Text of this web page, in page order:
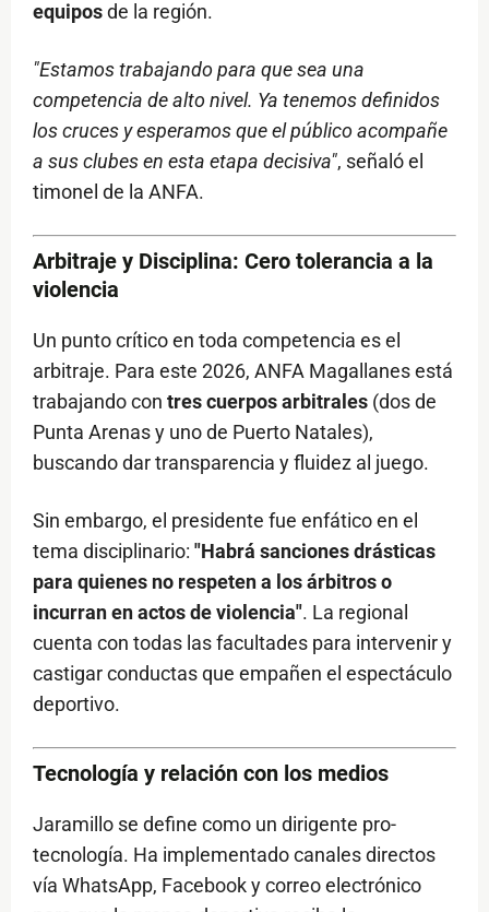
equiposde la región.
"Estamos trabajando para que sea una
competencia de alto nivel. Ya tenemos definidos
los cruces y esperamos que el público acompañe
a sus clubes en esta etapa decisiva", señaló el
timonel de la ANFA.
Arbitraje y Disciplina: Cero tolerancia a la
violencia
Un punto crítico en toda competencia es el
arbitraje. Para este 2026, ANFA Magallanes está
trabajando con tres cuerpos arbitrales (dos de
Punta Arenas y uno de Puerto Natales),
buscando dar transparencia y fluidez al juego.
Sin embargo, el presidente fue enfático en el
tema disciplinario: "Habrá sanciones drásticas
para quienes no respeten a los árbitros o
incurran en actos de violencia". La regional
cuenta con todas las facultades para intervenir y
castigar conductas que empañen el espectáculo
deportivo.
Tecnología y relación con los medios
Jaramillo se define como un dirigente pro-
tecnología. Ha implementado canales directos
vía WhatsApp, Facebook y correo electrónico